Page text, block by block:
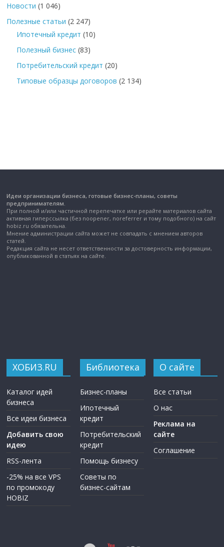
Новости (1 046)
Полезные статьи (2 247)
Ипотечный кредит (10)
Полезный бизнес (83)
Потребительский кредит (20)
Типовые образцы договоров (2 134)
Идеи организации бизнеса, готовые бизнес-планы, советы
предпринимателям.
При полной и/или частичной перепечатке или рерайте материалов сайта
активная гиперссылка (без noopener, noreferrer и тому подобного) на сайт
hobiz.ru обязательна.
Мнение администрации сайта может не совпадать с мнением авторов
статей.
Редакция сайта не несет ответственности за достоверность информации,
опубликованной в статьях на сайте.
ХОБИЗ.RU
Каталог идей
бизнеса
Все идеи бизнеса
Добавить свою
идею
RSS-лента
-25% на все VPS
по промокоду
HOBIZ
Библиотека
Бизнес-планы
Ипотечный
кредит
Потребительский
кредит
Помощь бизнесу
Советы по
бизнес-сайтам
О сайте
Все статьи
О нас
Реклама на
сайте
Соглашение